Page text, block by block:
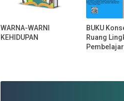
WARNA-WARNI
KEHIDUPAN
BUKU
Ruang